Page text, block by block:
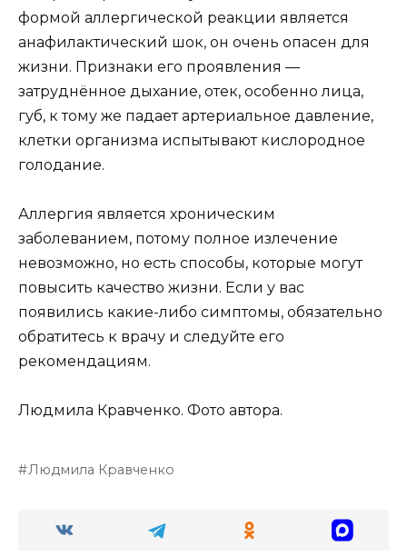
формой аллергической реакции является
анафилактический шок, он очень опасен для
жизни. Признаки его проявления —
затруднённое дыхание, отек, особенно лица,
губ, к тому же падает артериальное давление,
клетки организма испытывают кислородное
голодание.
Аллергия является хроническим
заболеванием, потому полное излечение
невозможно, но есть способы, которые могут
повысить качество жизни. Если у вас
появились какие-либо симптомы, обязательно
обратитесь к врачу и следуйте его
рекомендациям.
Людмила Кравченко. Фото автора.
Людмила Кравченко